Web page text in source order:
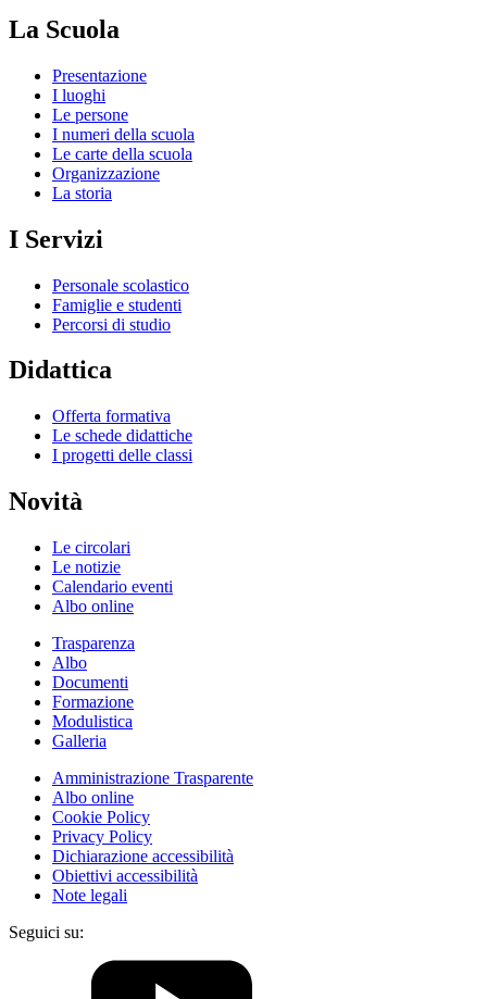
La Scuola
Presentazione
I luoghi
Le persone
I numeri della scuola
Le carte della scuola
Organizzazione
La storia
I Servizi
Personale scolastico
Famiglie e studenti
Percorsi di studio
Didattica
Offerta formativa
Le schede didattiche
I progetti delle classi
Novità
Le circolari
Le notizie
Calendario eventi
Albo online
Trasparenza
Albo
Documenti
Formazione
Modulistica
Galleria
Amministrazione Trasparente
Albo online
Cookie Policy
Privacy Policy
Dichiarazione accessibilità
Obiettivi accessibilità
Note legali
Seguici su: